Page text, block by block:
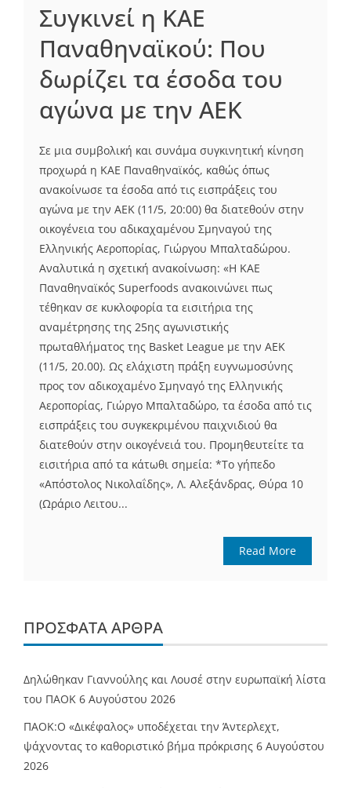
Συγκινεί η ΚΑΕ
Παναθηναϊκού: Που
δωρίζει τα έσοδα του
αγώνα με την ΑΕΚ
Σε μια συμβολική και συνάμα συγκινητική κίνηση
προχωρά η ΚΑΕ Παναθηναϊκός, καθώς όπως
ανακοίνωσε τα έσοδα από τις εισπράξεις του
αγώνα με την ΑΕΚ (11/5, 20:00) θα διατεθούν στην
οικογένεια του αδικαχαμένου Σμηναγού της
Ελληνικής Αεροπορίας, Γιώργου Μπαλταδώρου.
Αναλυτικά η σχετική ανακοίνωση: «Η ΚΑΕ
Παναθηναϊκός Superfoods ανακοινώνει πως
τέθηκαν σε κυκλοφορία τα εισιτήρια της
αναμέτρησης της 25ης αγωνιστικής
πρωταθλήματος της Basket League με την ΑΕΚ
(11/5, 20.00). Ως ελάχιστη πράξη ευγνωμοσύνης
προς τον αδικοχαμένο Σμηναγό της Ελληνικής
Αεροπορίας, Γιώργο Μπαλταδώρο, τα έσοδα από τις
εισπράξεις του συγκεκριμένου παιχνιδιού θα
διατεθούν στην οικογένειά του. Προμηθευτείτε τα
εισιτήρια από τα κάτωθι σημεία: *Το γήπεδο
«Απόστολος Νικολαΐδης», Λ. Αλεξάνδρας, Θύρα 10
(Ωράριο Λειτου...
Read More
ΠΡΌΣΦΑΤΑ ΆΡΘΡΑ
Δηλώθηκαν Γιαννούλης και Λουσέ στην ευρωπαϊκή λίστα
του ΠΑΟΚ 6 Αυγούστου 2026
ΠΑΟΚ:Ο «Δικέφαλος» υποδέχεται την Άντερλεχτ,
ψάχνοντας το καθοριστικό βήμα πρόκρισης 6 Αυγούστου
2026